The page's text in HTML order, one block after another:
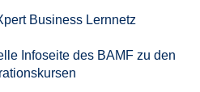
Business Lernnetz
Infoseite des BAMF zu den